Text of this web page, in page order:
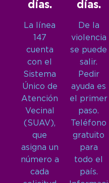
días.
La línea
147
cuenta
con el
Sistema
Único de
Atención
Vecinal
(SUAV),
que
asigna un
número a
cada
días.
De la
violencia
se puede
salir.
Pedir
ayuda es
el primer
paso.
Teléfono
gratuito
para
todo el
país.